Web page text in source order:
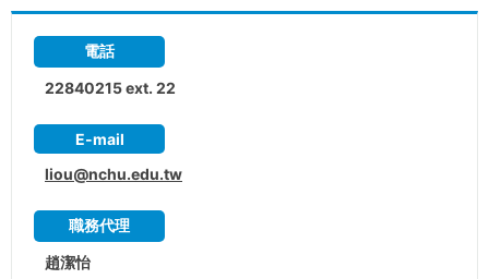
電話
22840215 ext. 22
E-mail
liou@nchu.edu.tw
職務代理
趙潔怡